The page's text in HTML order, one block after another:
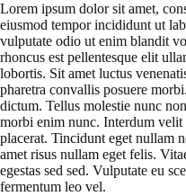
Lorem ipsum dolor sit amet,
eiusmod tempor incididunt ut
vulputate odio ut enim blandit
rhoncus est pellentesque elit
lobortis. Sit amet luctus
pharetra convallis posuere
dictum. Tellus molestie nunc
morbi enim nunc. Interdum velit
placerat. Tincidunt eget nullam
amet risus nullam eget felis.
egestas sed sed. Vulputate eu
fermentum leo vel.